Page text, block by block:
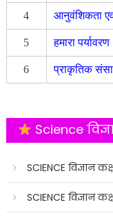
4 आनुवंशिकता
5 हमारा पर्यावरण
6 प्राकृतिक
Science
SCIENCE विज्ञान
SCIENCE विज्ञान